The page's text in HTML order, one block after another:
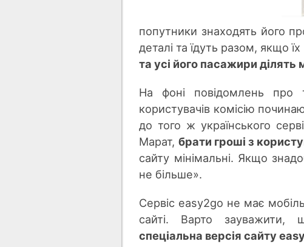
попутники знаходять його
деталі та їдуть разом, якщо
та усі його пасажири
На фоні повідомлень про
користувачів комісію
до того ж українського
Марат, брати гроші з
сайту мінімальні. Якщо
не більше».
Сервіс easy2go не має
сайті. Варто зауважити,
спеціальна версія сайту